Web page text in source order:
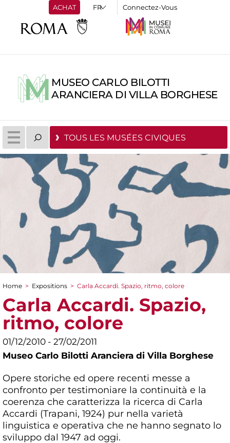
ACHAT Connectez-Vous
MUSEO CARLO BILOTTI
ARANCIERA DI VILLA BORGHESE
TOUS LES MUSÉES CIVIQUES
You are here
Home > Expositions > Carla Accardi. Spazio, ritmo, colore
Carla Accardi. Spazio,
ritmo, colore
01/12/2010 - 27/02/2011
Museo Carlo Bilotti Aranciera di Villa Borghese
Opere storiche ed opere recenti messe a
confronto per testimoniare la continuità e la
coerenza che caratterizza la ricerca di Carla
Accardi (Trapani, 1924) pur nella varietà
linguistica e operativa che ne hanno segnato lo
sviluppo dal 1947 ad oggi.